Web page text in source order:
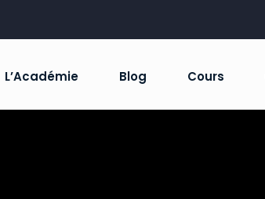
L’Académie Blog Cours